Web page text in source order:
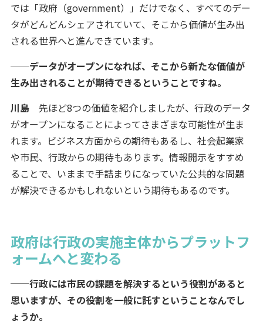
では「政府（government）」だけでなく、すべてのデー
タがどんどんシェアされていて、そこから価値が生み出
される世界へと進んできています。
──データがオープンになれば、そこから新たな価値が
生み出されることが期待できるということですね。
川島 先ほど8つの価値を紹介しましたが、行政のデータ
がオープンになることによってさまざまな可能性が生ま
れます。ビジネス方面からの期待もあるし、社会起業家
や市民、行政からの期待もあります。情報開示をすすめ
ることで、いままで手詰まりになっていた公共的な問題
が解決できるかもしれないという期待もあるのです。
政府は行政の実施主体からプラットフ
ォームへと変わる
──行政には市民の課題を解決するという役割があると
思いますが、その役割を一般に託すということなんでし
ょうか。